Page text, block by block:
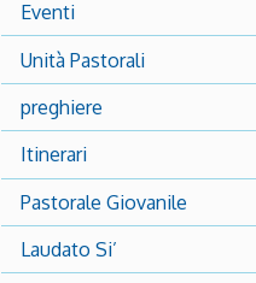
Eventi
Unità Pastorali
preghiere
Itinerari
Pastorale Giovanile
Laudato Si’